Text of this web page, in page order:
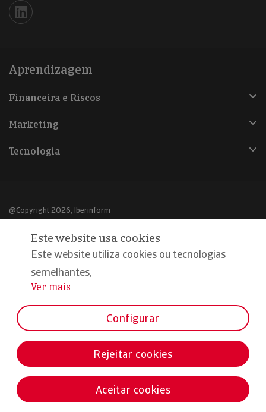
Iberinform en Linkedin
Aprendizagem
Financeira e Riscos
Marketing
Tecnologia
@Copyright 2026, Iberinform
Aviso legal
Política de cookies
Declaração de privacidade
Este website usa cookies
Este website utiliza cookies ou tecnologias
semelhantes,
...
Ver mais
Configurar
Rejeitar cookies
Aceitar cookies